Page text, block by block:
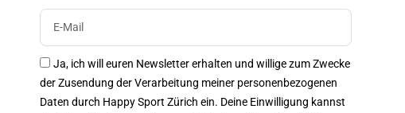
Ja, ich will euren Newsletter erhalten und willige zum Zwecke
der Zusendung der Verarbeitung meiner personenbezogenen
Daten durch Happy Sport Zürich ein. Deine Einwilligung kannst